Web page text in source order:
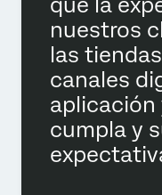
nuestros
las
canales
aplicación
cumpla y